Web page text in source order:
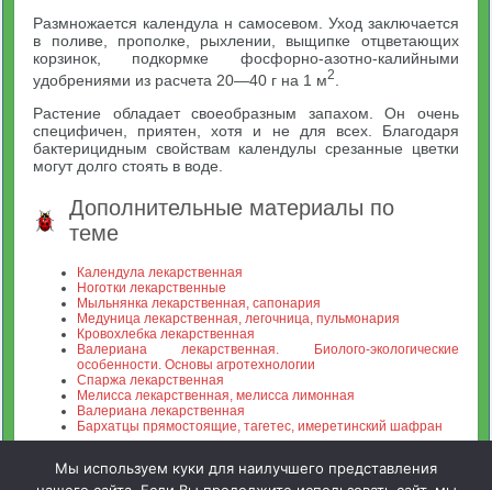
Размножается календула н самосевом. Уход заключается
в поливе, прополке, рыхлении, выщипке отцветающих
корзинок, подкормке фосфорно-азотно-калийными
удобрениями из расчета 20—40 г на 1 м2
Растение обладает своеобразным запахом. Он очень
специфичен, приятен, хотя и не для всех. Благодаря
бактерицидным свойствам календулы срезанные цветки
могут долго стоять в воде.
Дополнительные материалы по
теме
Календула лекарственная
Ноготки лекарственные
Мыльнянка лекарственная, сапонария
Медуница лекарственная, легочница, пульмонария
Кровохлебка лекарственная
Валериана лекарственная. Биолого-экологические
особенности. Основы агротехнологии
Спаржа лекарственная
Мелисса лекарственная, мелисса лимонная
Валериана лекарственная
Бархатцы прямостоящие, тагетес, имеретинский шафран
Мы используем куки для наилучшего представления